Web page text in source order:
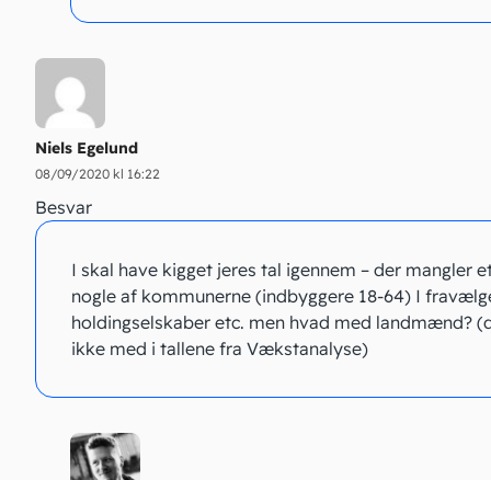
Niels Egelund
08/09/2020 kl 16:22
Besvar
I skal have kigget jeres tal igennem – der mangler
nogle af kommunerne (indbyggere 18-64) I
holdingselskaber etc. men hvad med landmænd?
ikke med i tallene fra Vækstanalyse)